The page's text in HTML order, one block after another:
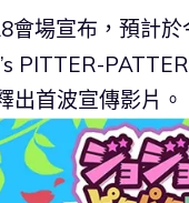
場宣布，預計於
PITTER-
出首波宣傳影片。